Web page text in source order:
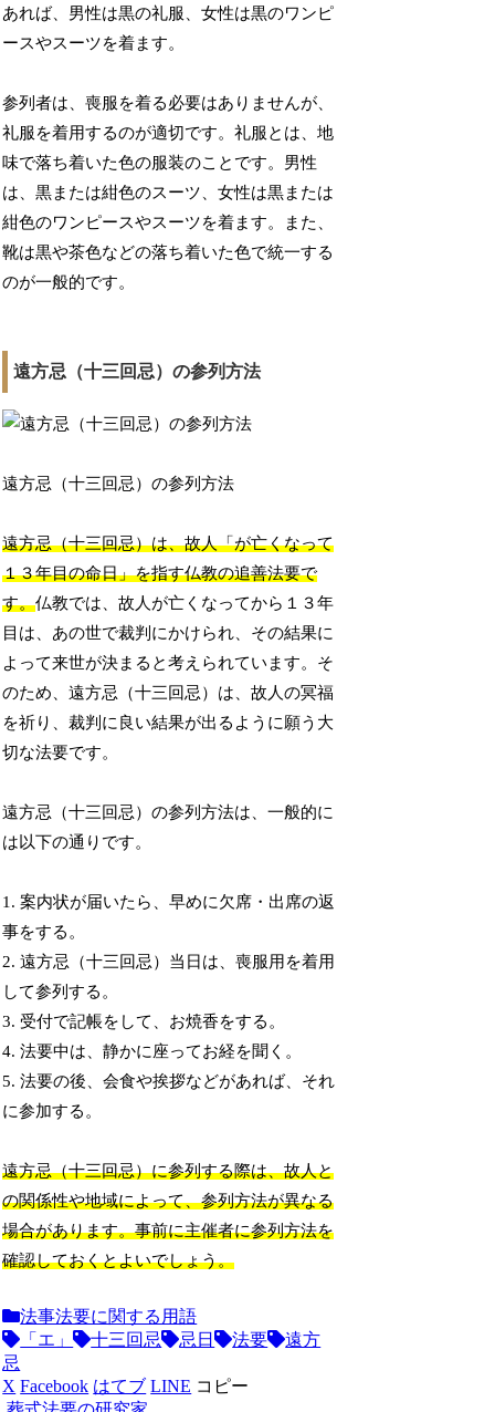
あれば、男性は黒の礼服、女性は黒のワンピ
ースやスーツを着ます。
参列者は、喪服を着る必要はありませんが、
礼服を着用するのが適切です。礼服とは、地
味で落ち着いた色の服装のことです。男性
は、黒または紺色のスーツ、女性は黒または
紺色のワンピースやスーツを着ます。また、
靴は黒や茶色などの落ち着いた色で統一する
のが一般的です。
遠方忌（十三回忌）の参列方法
遠方忌（十三回忌）の参列方法
遠方忌（十三回忌）は、故人「が亡くなって
１３年目の命日」を指す仏教の追善法要で
す。仏教では、故人が亡くなってから１３年
目は、あの世で裁判にかけられ、その結果に
よって来世が決まると考えられています。そ
のため、遠方忌（十三回忌）は、故人の冥福
を祈り、裁判に良い結果が出るように願う大
切な法要です。
遠方忌（十三回忌）の参列方法は、一般的に
は以下の通りです。
1. 案内状が届いたら、早めに欠席・出席の返
事をする。
2. 遠方忌（十三回忌）当日は、喪服用を着用
して参列する。
3. 受付で記帳をして、お焼香をする。
4. 法要中は、静かに座ってお経を聞く。
5. 法要の後、会食や挨拶などがあれば、それ
に参加する。
遠方忌（十三回忌）に参列する際は、故人と
の関係性や地域によって、参列方法が異なる
場合があります。事前に主催者に参列方法を
確認しておくとよいでしょう。
法事法要に関する用語
「エ」
十三回忌 忌日 法要
遠方
忌
X Facebook はてブ LINE コピー